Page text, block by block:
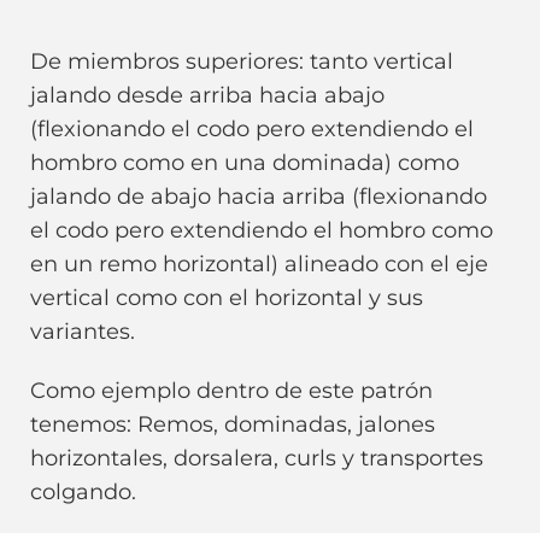
De miembros superiores: tanto vertical
jalando desde arriba hacia abajo
(flexionando el codo pero extendiendo el
hombro como en una dominada) como
jalando de abajo hacia arriba (flexionando
el codo pero extendiendo el hombro como
en un remo horizontal) alineado con el eje
vertical como con el horizontal y sus
variantes.
Como ejemplo dentro de este patrón
tenemos: Remos, dominadas, jalones
horizontales, dorsalera, curls y transportes
colgando.